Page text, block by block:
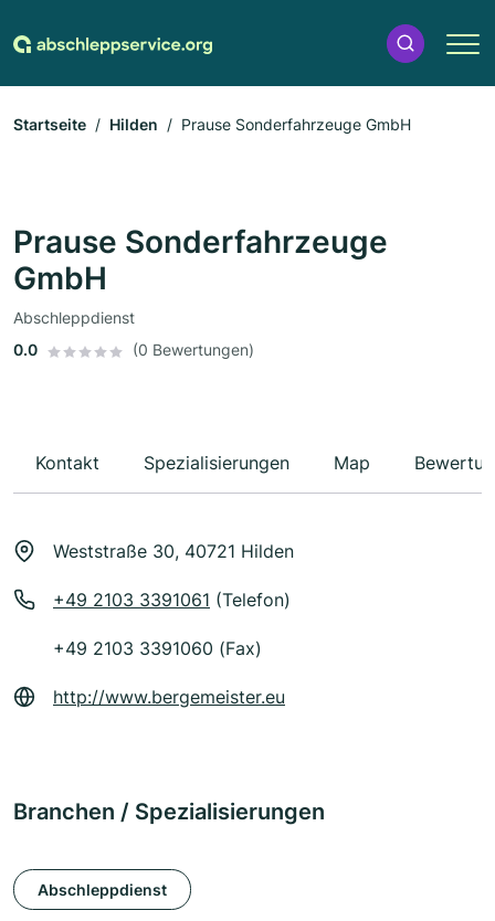
Startseite Hilden Prause Sonderfahrzeuge GmbH
Prause Sonderfahrzeuge
GmbH
Abschleppdienst
0.0
(0 Bewertungen)
Kontakt Spezialisierungen Map
Weststraße 30, 40721 Hilden
+49 2103 3391061 (Telefon)
+49 2103 3391060 (Fax)
http://www.bergemeister.eu
Branchen / Spezialisierungen
Abschleppdienst